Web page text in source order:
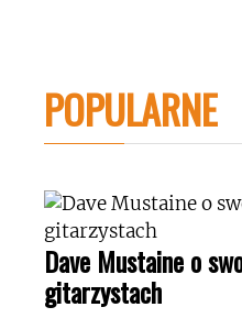
POPULARNE
Dave Mustaine o
gitarzystach